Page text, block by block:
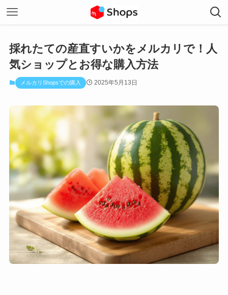
採れたての産直すいかをメルカリで！人
気ショップとお得な購入方法
メルカリShopsでの購入 2025年5月13日